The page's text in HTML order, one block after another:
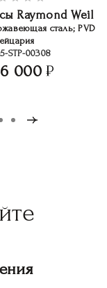
Raymond Weil
сталь; PVD
STP-00308
000